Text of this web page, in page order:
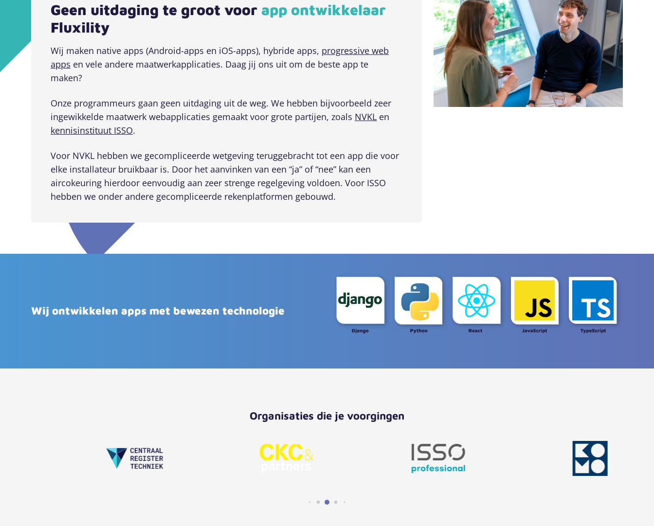
Geen uitdaging te groot voor app ontwikkelaar
Fluxility
Wij maken native apps (Android-apps en iOS-apps), hybride apps, progressive web
apps en vele andere maatwerkapplicaties. Daag jij ons uit om de beste app te
maken?
Onze programmeurs gaan geen uitdaging uit de weg. We hebben bijvoorbeeld zeer
ingewikkelde maatwerk webapplicaties gemaakt voor grote partijen, zoals NVKL en
kennisinstituut ISSO.
Voor NVKL hebben we gecompliceerde wetgeving teruggebracht tot een app die voor
elke installateur bruikbaar is. Door het aanvinken van een “ja” of “nee” kan een
aircokeuring hierdoor eenvoudig aan zeer strenge regelgeving voldoen. Voor ISSO
hebben we onder andere gecompliceerde rekenplatformen gebouwd.
Wij ontwikkelen apps met bewezen technologie
Organisaties die je voorgingen